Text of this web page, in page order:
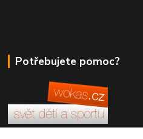
Potřebujete pomoc?